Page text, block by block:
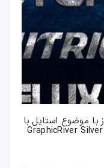
با موضوع استایل با
افکت اسید نقره ای از گرافیک ریور - GraphicRiver Silver